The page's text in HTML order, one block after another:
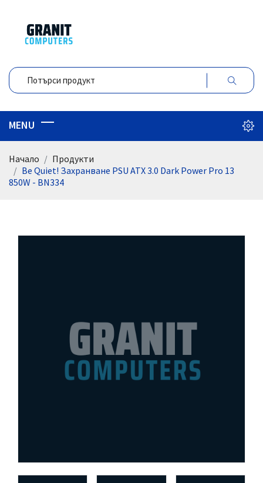
Начало
Продукти
Be Quiet! Захранване PSU ATX 3.0 Dark Power Pro 13
850W - BN334